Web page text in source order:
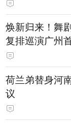
焕新归来！舞
复排巡演广州
荷兰弟替身河
议